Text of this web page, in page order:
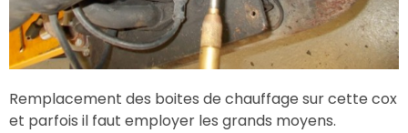
Remplacement des boites de chauffage sur cette cox
et parfois il faut employer les grands moyens.